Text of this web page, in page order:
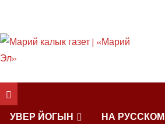
УВЕР ЙОГЫН
НА РУССКОМ